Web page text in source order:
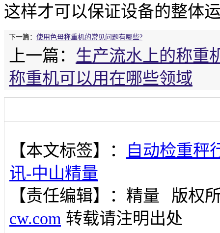
这样才可以保证设备的整体
下一篇： 使用色母称重机的常见问题有哪些?
上一篇： 生产流水上的称重
称重机可以用在哪些领域
【本文标签】：
自动检重秤
讯-中山精量
【责任编辑】： 精量
版权
cw.com 转载请注明出处